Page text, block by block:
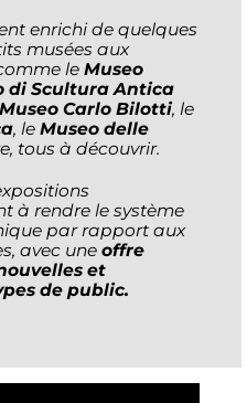
enrichi de quelques
musées aux
le Museo
di Scultura Antica
Museo Carlo Bilotti, le
, le Museo delle
tous à découvrir.
à rendre le système
par rapport aux
avec une offre
et
de public.